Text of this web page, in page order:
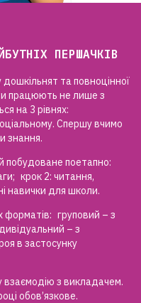
ПЕРШАЧКІВ
дошкільнят та повноцінної
працюють не лише з
на 3 рівнях:
Спершу вчимо
знання.
побудоване поетапно:
крок 2: читання,
навички для школи.
форматів: груповий – з
– з
в застосунку
взаємодію з викладачем.
обов’язкове.